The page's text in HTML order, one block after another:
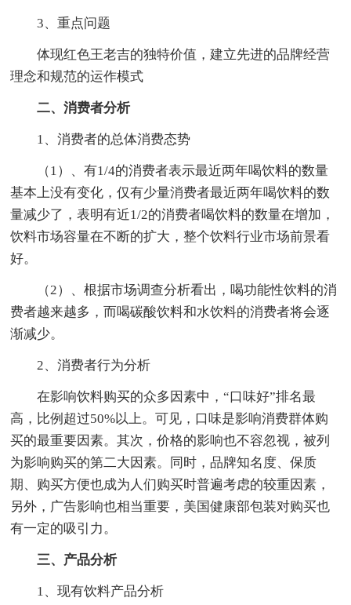
3、重点问题
体现红色王老吉的独特价值，建立先进的品牌经营
理念和规范的运作模式
二、消费者分析
1、消费者的总体消费态势
（1）、有1/4的消费者表示最近两年喝饮料的数量
基本上没有变化，仅有少量消费者最近两年喝饮料的数
量减少了，表明有近1/2的消费者喝饮料的数量在增加，
饮料市场容量在不断的扩大，整个饮料行业市场前景看
好。
（2）、根据市场调查分析看出，喝功能性饮料的消
费者越来越多，而喝碳酸饮料和水饮料的消费者将会逐
渐减少。
2、消费者行为分析
在影响饮料购买的众多因素中，“口味好”排名最
高，比例超过50%以上。可见，口味是影响消费群体购
买的最重要因素。其次，价格的影响也不容忽视，被列
为影响购买的第二大因素。同时，品牌知名度、保质
期、购买方便也成为人们购买时普遍考虑的较重因素，
另外，广告影响也相当重要，美国健康部包装对购买也
有一定的吸引力。
三、产品分析
1、现有饮料产品分析